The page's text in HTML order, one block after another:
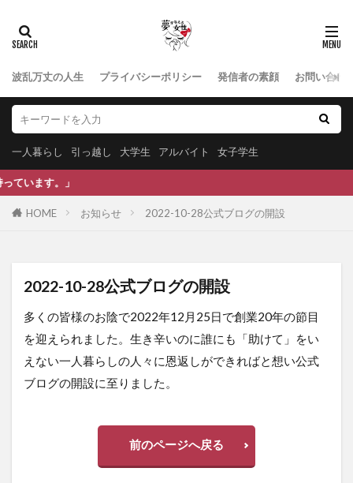
波乱万丈の人生 プライバシーポリシー 発信者の素顔 お問い合わ
一人暮らし 引っ越し 大学生 アルバイト 女子学生
。」
HOME お知らせ 2022-10-28公式ブログの開設
2022-10-28公式ブログの開設
多くの皆様のお陰で2022年12月25日で創業20年の節目
を迎えられました。生き辛いのに誰にも「助けて」をい
えない一人暮らしの人々に恩返しができればと想い公式
ブログの開設に至りました。
前のページへ戻る